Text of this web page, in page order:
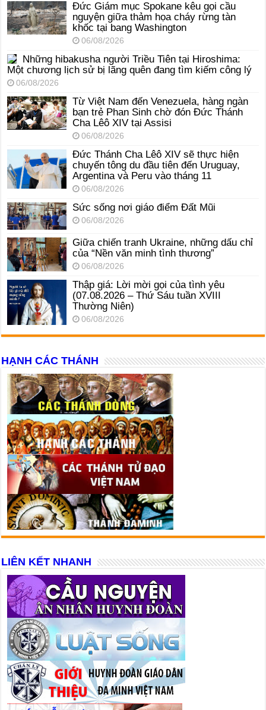
Đức Giám mục Spokane kêu gọi cầu
nguyện giữa thảm họa cháy rừng tàn
khốc tại bang Washington
06/08/2026
Những hibakusha người Triều Tiên tại Hiroshima:
Một chương lịch sử bị lãng quên đang tìm kiếm công lý
06/08/2026
Từ Việt Nam đến Venezuela, hàng ngàn
bạn trẻ Phan Sinh chờ đón Đức Thánh
Cha Lêô XIV tại Assisi
06/08/2026
Đức Thánh Cha Lêô XIV sẽ thực hiện
chuyến tông du đầu tiên đến Uruguay,
Argentina và Peru vào tháng 11
06/08/2026
Sức sống nơi giáo điểm Đất Mũi
06/08/2026
Giữa chiến tranh Ukraine, những dấu chỉ
của “Nền văn minh tình thương”
06/08/2026
Thập giá: Lời mời gọi của tình yêu
(07.08.2026 – Thứ Sáu tuần XVIII
Thường Niên)
06/08/2026
HẠNH CÁC THÁNH
LIÊN KẾT NHANH